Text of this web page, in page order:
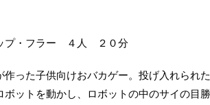
プ・フラー ４人 ２０分
作った子供向けおバカゲー。投げ入れられ
ボットを動かし、ロボットの中のサイの目